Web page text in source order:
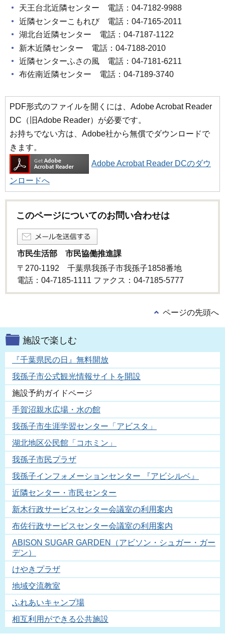
天王台北近隣センター 電話：04-7182-9988
近隣センターこもれび 電話：04-7165-2011
湖北台近隣センター 電話：04-7187-1122
新木近隣センター 電話：04-7188-2010
近隣センターふさの風 電話：04-7181-6211
布佐南近隣センター 電話：04-7189-3740
PDF形式のファイルを開くには、Adobe Acrobat Reader
DC（旧Adobe Reader）が必要です。
お持ちでない方は、Adobe社から無償でダウンロードで
きます。
Adobe Acrobat Reader DCのダウ
ンロードへ
このページについてのお問い合わせは
市民生活部 市民協働推進課
〒270-1192 千葉県我孫子市我孫子1858番地
電話：04-7185-1111 ファクス：04-7185-5777
ページの先頭へ
施設で楽しむ
『千葉県民の日』無料開放
我孫子市公式観光情報サイトを開設
施設予約ガイドページ
手賀沼親水広場・水の館
我孫子市生涯学習センター「アビスタ」
湖北地区公民館「コホミン」
我孫子市民プラザ
我孫子インフォメーションセンター 『アビシルベ』
近隣センター・市民センター
新木行政サービスセンター会議室の利用案内
布佐行政サービスセンター会議室の利用案内
ABISON SUGAR GARDEN（アビソン・シュガー・ガー
デン）
けやきプラザ
地域交流教室
ふれあいキャンプ場
相互利用ができる公共施設